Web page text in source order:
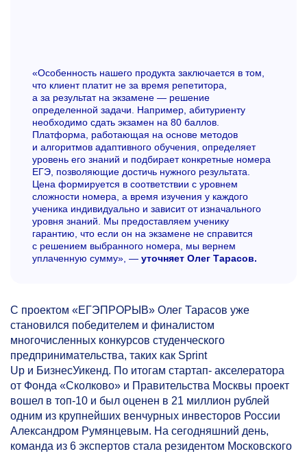
«Особенность нашего продукта заключается в том,
что клиент платит не за время репетитора,
а за результат на экзамене — решение
определенной задачи. Например, абитуриенту
необходимо сдать экзамен на 80 баллов.
Платформа, работающая на основе методов
и алгоритмов адаптивного обучения, определяет
уровень его знаний и подбирает конкретные номера
ЕГЭ, позволяющие достичь нужного результата.
Цена формируется в соответствии с уровнем
сложности номера, а время изучения у каждого
ученика индивидуально и зависит от изначального
уровня знаний. Мы предоставляем ученику
гарантию, что если он на экзамене не справится
с решением выбранного номера, мы вернем
уплаченную сумму», — уточняет Олег Тарасов.
С проектом «ЕГЭПРОРЫВ» Олег Тарасов уже
становился победителем и финалистом
многочисленных конкурсов студенческого
предпринимательства, таких как Sprint
Up и БизнесУикенд. По итогам cтартап- акселератора
от Фонда «Сколково» и Правительства Москвы проект
вошел в топ-10 и был оценен в 21 миллион рублей
одним из крупнейших венчурных инвесторов России
Александром Румянцевым. На сегодняшний день,
команда из 6 экспертов стала резидентом Московского